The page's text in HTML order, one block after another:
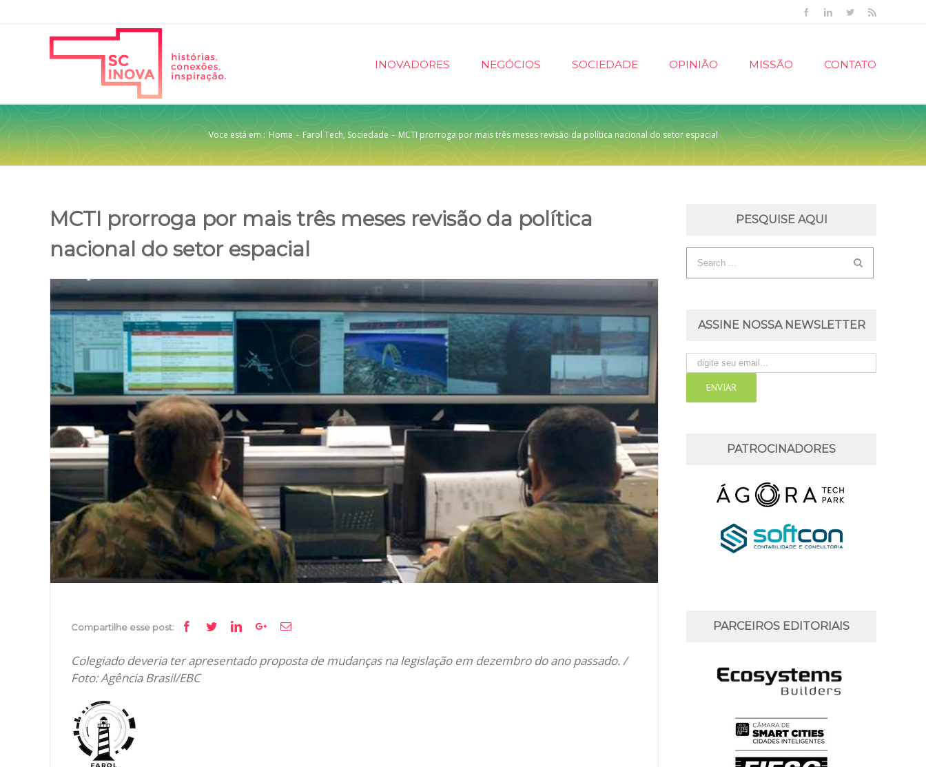
FacebookLinkedinTwitter
INOVADORES NEGÓCIOS SOCIEDADE OPINIÃO MISSÃO CONTATO
Voce está em : Home - Farol Tech,Sociedade - MCTI prorroga por mais três meses revisão da política nacional do setor espacial
MCTI prorroga por mais três meses revisão da política
nacional do setor espacial
View
Larger
Image
Compartilhe esse post: Facebook
TwitterLinkedinGoogle+Email
Colegiado deveria ter apresentado proposta de mudanças na legislação em dezembro do ano passado. /
Foto: Agência Brasil/EBC
PESQUISE AQUI
ASSINE NOSSA NEWSLETTER
PATROCINADORES
PARCEIROS EDITORIAIS